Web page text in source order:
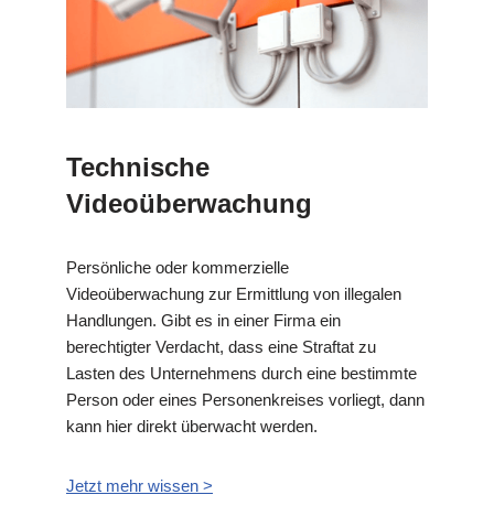
Technische
Videoüberwachung
Persönliche oder kommerzielle
Videoüberwachung zur Ermittlung von illegalen
Handlungen. Gibt es in einer Firma ein
berechtigter Verdacht, dass eine Straftat zu
Lasten des Unternehmens durch eine bestimmte
Person oder eines Personenkreises vorliegt, dann
kann hier direkt überwacht werden.
Jetzt mehr wissen >